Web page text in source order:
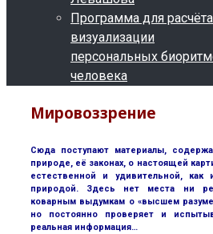
Программа для
визуализации
персональных
человека
Мировоззрение
Сюда поступают материалы,
природе, её законах, о настоящей
естественной и удивительной, как
природой. Здесь нет места ни
коварным выдумкам о «высшем
но постоянно проверяет и
реальная информация…